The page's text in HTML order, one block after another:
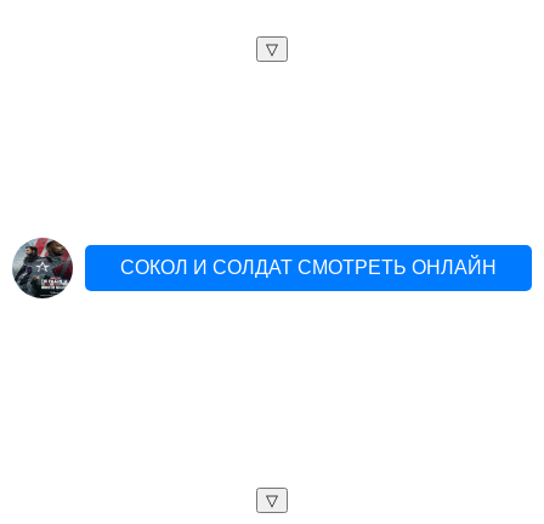
▽
СОКОЛ И СОЛДАТ СМОТРЕТЬ ОНЛАЙН
▽